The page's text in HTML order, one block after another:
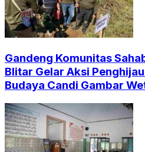
Gandeng Komunitas
Blitar Gelar Aksi
Budaya Candi Gambar